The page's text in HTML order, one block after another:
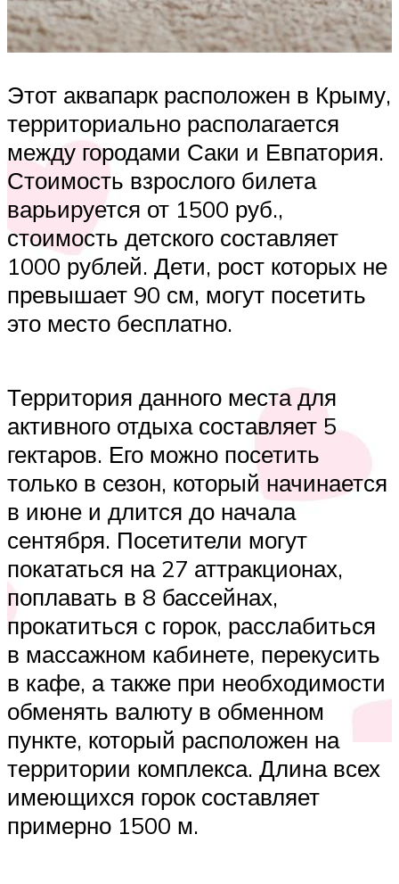
Этот аквапарк расположен в Крыму,
территориально располагается
между городами Саки и Евпатория.
Стоимость взрослого билета
варьируется от 1500 руб.,
стоимость детского составляет
1000 рублей. Дети, рост которых не
превышает 90 см, могут посетить
это место бесплатно.
Территория данного места для
активного отдыха составляет 5
гектаров. Его можно посетить
только в сезон, который начинается
в июне и длится до начала
сентября. Посетители могут
покататься на 27 аттракционах,
поплавать в 8 бассейнах,
прокатиться с горок, расслабиться
в массажном кабинете, перекусить
в кафе, а также при необходимости
обменять валюту в обменном
пункте, который расположен на
территории комплекса. Длина всех
имеющихся горок составляет
примерно 1500 м.